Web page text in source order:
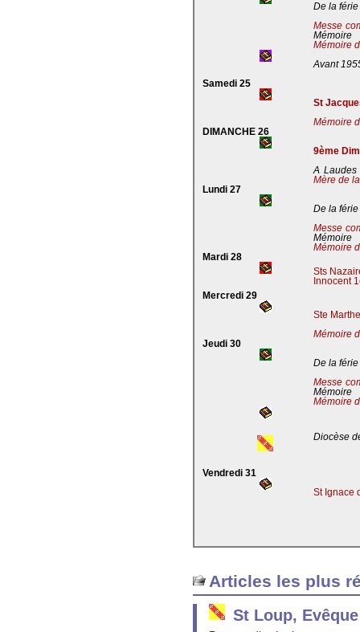
De la férie
Messe
Mémoire
Mémoire
Avant
Samedi 25
St
Mémoire
DIMANCHE 26
9ème
A
Mère de
Lundi 27
De la férie
Messe
Mémoire
Mémoire
Mardi 28
Sts
Innocent
Mercredi 29
Ste
Mémoire
Jeudi 30
De la férie
Messe
Mémoire
Mémoire
Diocèse
Vendredi 31
St Ignace
Articles les plus
St Loup,